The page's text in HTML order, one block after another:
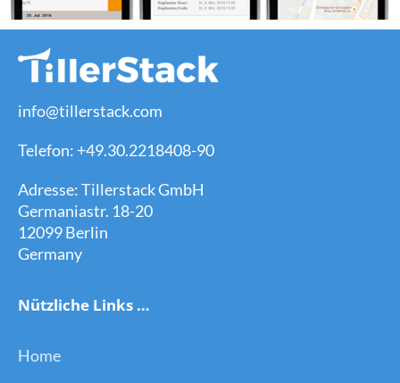
info@tillerstack.com
Telefon: +49.30.2218408-90
Adresse: Tillerstack GmbH
Germaniastr. 18-20
12099 Berlin
Germany
Nützliche Links …
Home